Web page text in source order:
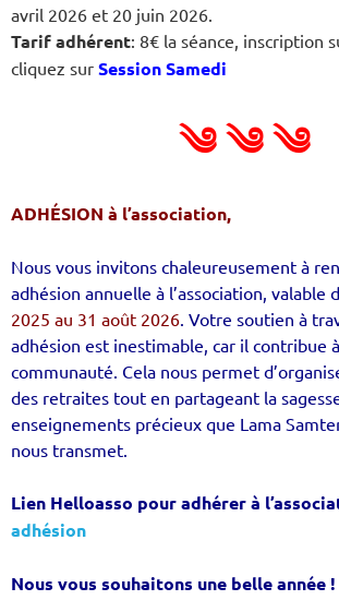
avril 2026 et 20 juin 2026.
Tarif adhérent: 8€ la séance, inscription
cliquez sur Session Samedi
༄ ༄ ༄
ADHÉSION à l’association,
Nous vous invitons chaleureusement à
adhésion annuelle à l’association, valable
2025 au 31 août 2026 . Votre soutien à
adhésion est inestimable, car il contribue
communauté. Cela nous permet
des retraites tout en partageant la
enseignements précieux que Lama
nous transmet.
Lien Helloasso pour adhérer à
adhésion
Nous vous souhaitons une belle année !